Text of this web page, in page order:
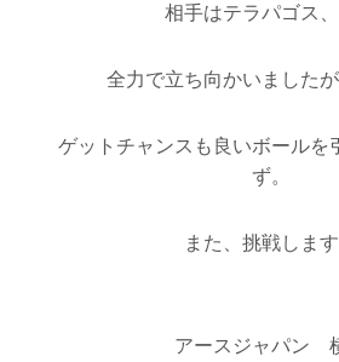
相手はテラパゴス、
全力で立ち向かいましたが
ゲットチャンスも良いボールを
ず。
また、挑戦します
アースジャパン